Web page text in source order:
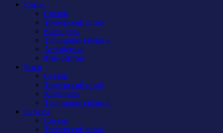
Сокол
Состав
Тренерский штаб
Календарь
Турнирная таблица
Атрибутика
Фан-сектор
Рыси
Состав
Тренерский штаб
Календарь
Турнирная таблица
Бирюса
Состав
Тренерский штаб